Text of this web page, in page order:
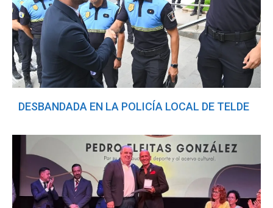
DESBANDADA EN LA POLICÍA LOCAL DE TELDE